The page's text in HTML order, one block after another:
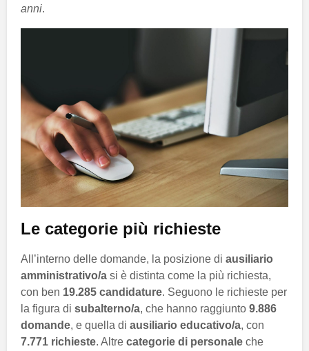
anni.
Le categorie più richieste
All’interno delle domande, la posizione di ausiliario
amministrativo/a si è distinta come la più richiesta,
con ben 19.285 candidature. Seguono le richieste per
la figura di subalterno/a, che hanno raggiunto 9.886
domande, e quella di ausiliario educativo/a, con
7.771 richieste. Altre categorie di personale che